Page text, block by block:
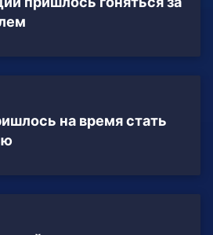
на время стать